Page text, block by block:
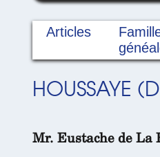
Articles
HOUSSAYE
Mr. Eustache de La